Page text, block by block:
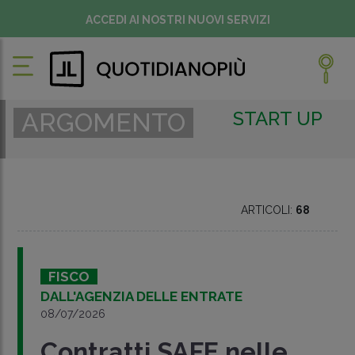
ACCEDI AI NOSTRI NUOVI SERVIZI
ARGOMENTO START UP
ARTICOLI: 68
FISCO
DALL'AGENZIA DELLE ENTRATE
08/07/2026